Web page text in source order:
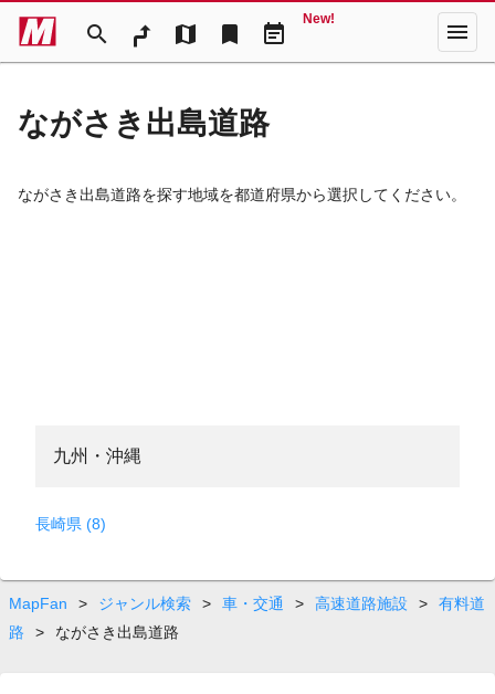
search map bookmark event_note
New! menu
ながさき出島道路
ながさき出島道路を探す地域を都道府県から選択してください。
九州・沖縄
長崎県 (8)
MapFan > ジャンル検索 > 車・交通 > 高速道路施設 >
有料道
路
> ながさき出島道路